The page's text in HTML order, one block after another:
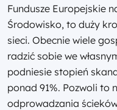
Fundusze Europejskie
Środowisko, to duży
sieci. Obecnie wiele
radzić sobie we
podniesie stopień
ponad 91%. Pozwoli to
odprowadzania